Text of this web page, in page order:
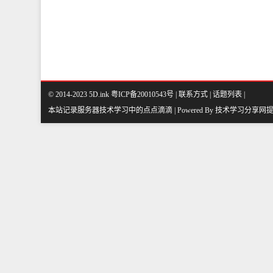
© 2014-2023 5D.ink 粤ICP备20010543号 联系方式 话题列表
本站记录服务器技术学习中的点点滴滴 | Powered By 技术学习分享网